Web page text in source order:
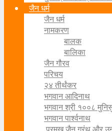
जैन धर्म
जैन धर्म
नामकरण
बालक
बालिका
जैन गौरव
परिचय
२४ तीर्थंकर
भगवान आदिनाथ
भगवान श्री १००८
भगवान पार्श्वनाथ